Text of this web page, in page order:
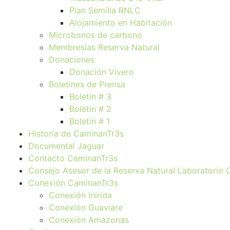
Plan Semilla RNLC
Alojamiento en Habitación
Microbonos de carbono
Membresías Reserva Natural
Donaciones
Donación Vivero
Boletines de Prensa
Boletín # 3
Boletín # 2
Boletín # 1
Historia de CaminanTr3s
Documental Jaguar
Contacto CaminanTr3s
Consejo Asesor de la Reserva Natural Laboratorio
Conexión CaminanTr3s
Conexión Inírida
Conexión Guaviare
Conexión Amazonas